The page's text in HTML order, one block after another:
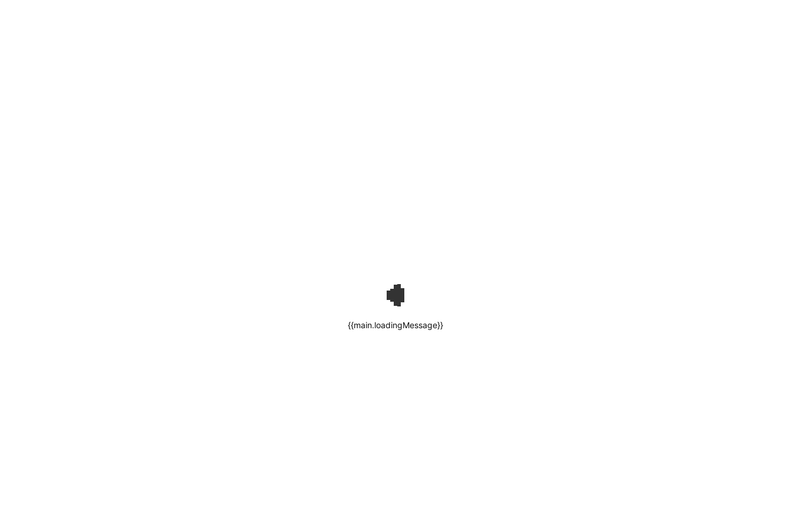
{{main.loadingMessage}}